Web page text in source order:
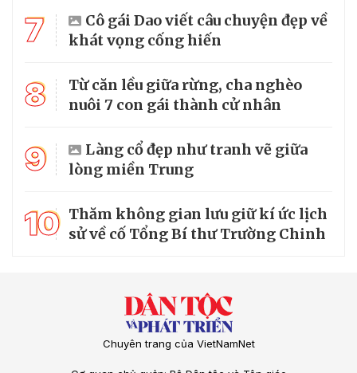
7
Cô gái Dao viết câu chuyện đẹp về
khát vọng cống hiến
8
Từ căn lều giữa rừng, cha nghèo
nuôi 7 con gái thành cử nhân
9
Làng cổ đẹp như tranh vẽ giữa
lòng miền Trung
10 Thăm không gian lưu giữ kí ức lịch
sử về cố Tổng Bí thư Trường Chinh
Chuyên trang của VietNamNet